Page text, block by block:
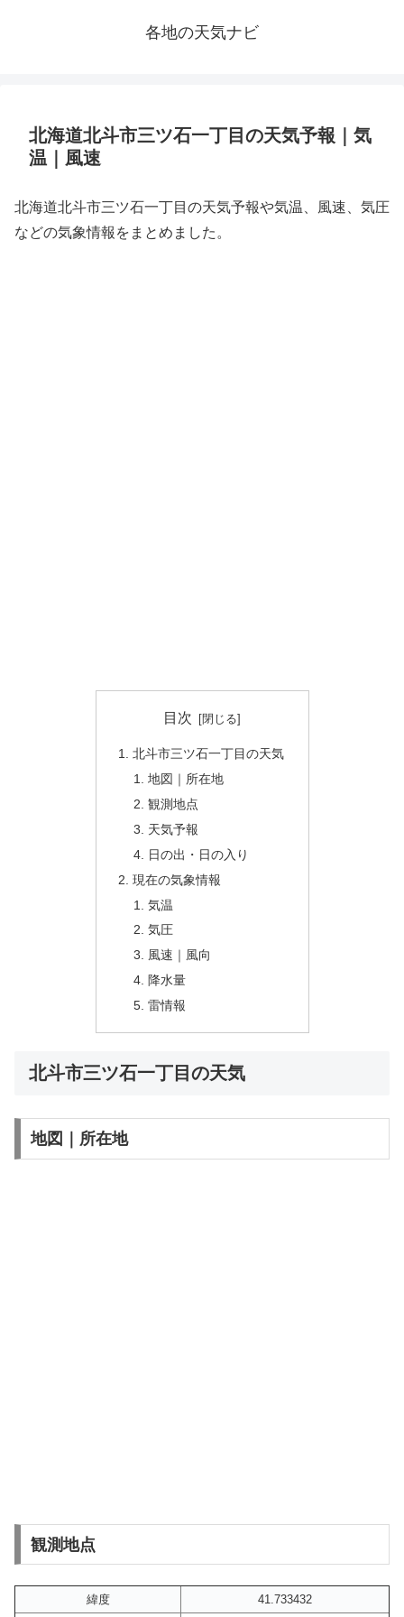
各地の天気ナビ
北海道北斗市三ツ石一丁目の天気予報｜気
温｜風速
北海道北斗市三ツ石一丁目の天気予報や気温、風速、気圧
などの気象情報をまとめました。
目次
北斗市三ツ石一丁目の天気
地図｜所在地
観測地点
天気予報
日の出・日の入り
現在の気象情報
気温
気圧
風速｜風向
降水量
雷情報
北斗市三ツ石一丁目の天気
地図｜所在地
観測地点
緯度 41.733432